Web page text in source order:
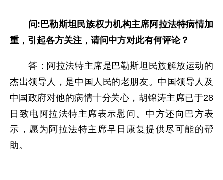
问 :巴勒斯坦民族权力机构主席阿拉法特病情加
重，引起各方关注，请问中方对此有何评论？
答：阿拉法特主席是巴勒斯坦民族解放运动的
杰出领导人，是中国人民的老朋友。中国领导人及
中国政府对他的病情十分关心，胡锦涛主席已于28
日致电阿拉法特主席表示慰问。中方还向巴方表
示，愿为阿拉法特主席早日康复提供尽可能的帮
助。